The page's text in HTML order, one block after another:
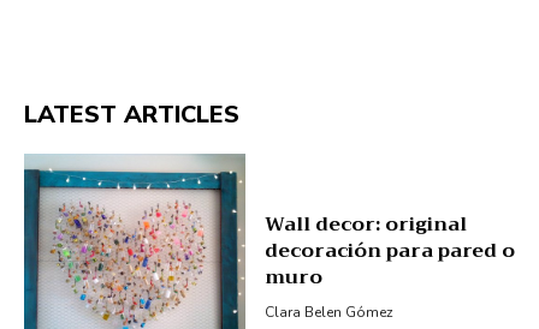
LATEST ARTICLES
Wall decor: original
decoración para pared o
muro
Clara Belen Gómez